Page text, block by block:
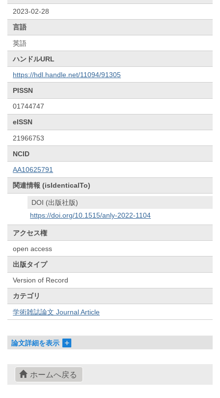
2023-02-28
言語
英語
ハンドルURL
https://hdl.handle.net/11094/91305
PISSN
01744747
eISSN
21966753
NCID
AA10625791
関連情報 (isIdenticalTo)
DOI (出版社版)
https://doi.org/10.1515/anly-2022-1104
アクセス権
open access
出版タイプ
Version of Record
カテゴリ
学術雑誌論文 Journal Article
論文詳細を表示
ホームへ戻る